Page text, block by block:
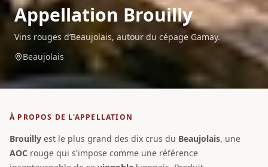
Appellation Brouilly
Vins rouges d’Beaujolais, autour du cépage Gamay.
Beaujolais
À PROPOS DE L'APPELLATION
Brouilly est le plus grand des dix crus du Beaujolais, une
AOC rouge qui s'impose comme une référence